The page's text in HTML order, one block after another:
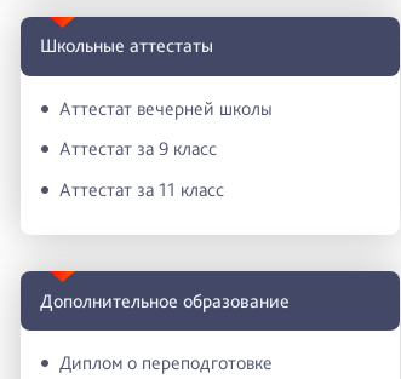
Школьные аттестаты
Аттестат вечерней школы
Аттестат за 9 класс
Аттестат за 11 класс
Дополнительное образование
Диплом о переподготовке